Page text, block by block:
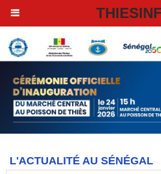
L'ACTUALITÉ AU SÉNÉGAL